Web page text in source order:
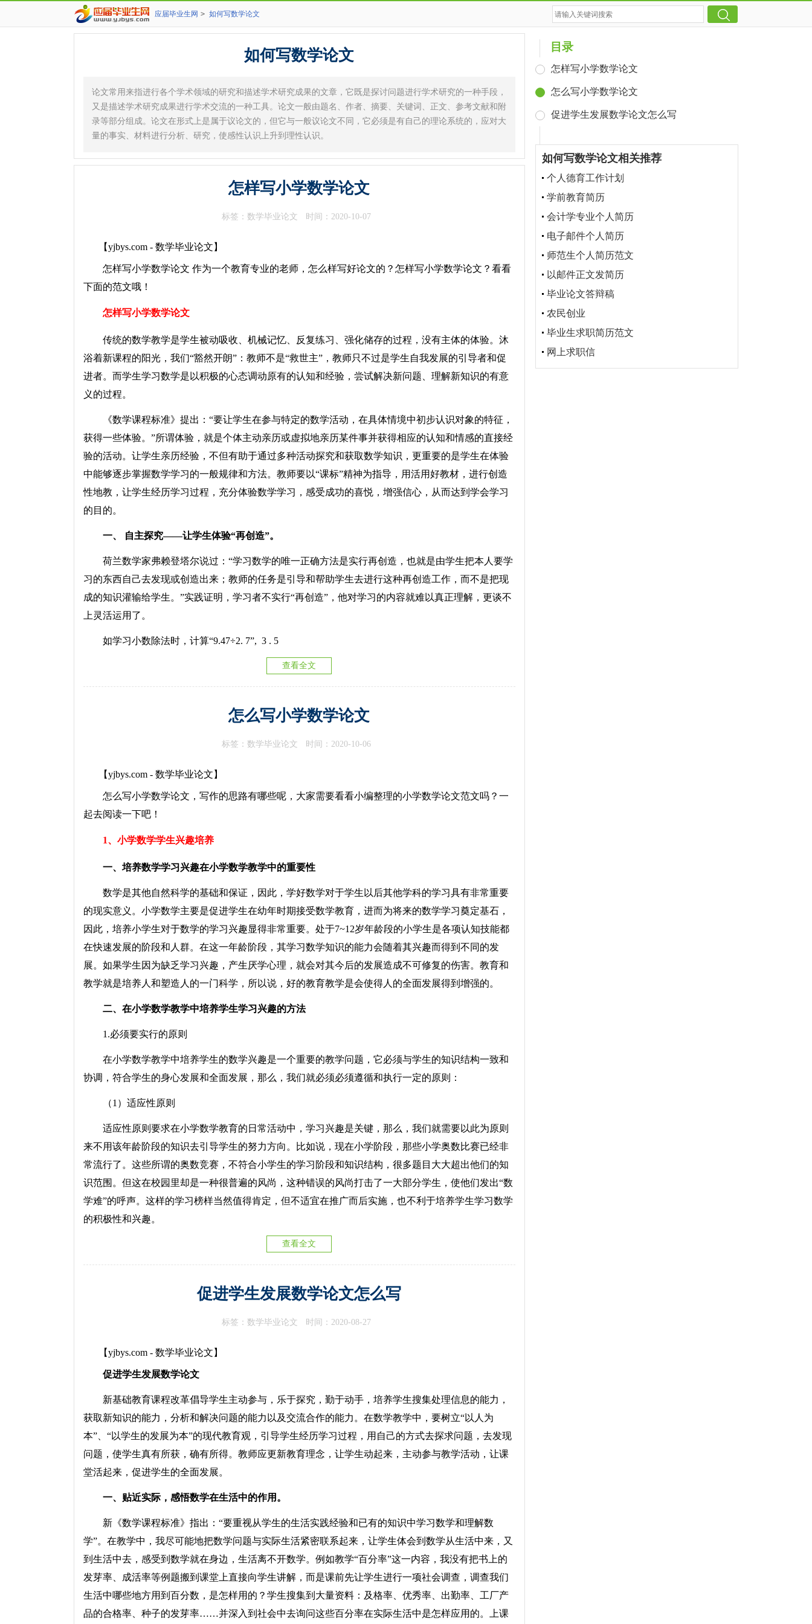
应届毕业生网 > 如何写数学论文
如何写数学论文
论文常用来指进行各个学术领域的研究和描述学术研究成果的文章，它既是探讨问题进行学术研究的一种手段，
又是描述学术研究成果进行学术交流的一种工具。论文一般由题名、作者、摘要、关键词、正文、参考文献和附
录等部分组成。论文在形式上是属于议论文的，但它与一般议论文不同，它必须是有自己的理论系统的，应对大
量的事实、材料进行分析、研究，使感性认识上升到理性认识。
怎样写小学数学论文
标签：数学毕业论文 时间：2020-10-07
【yjbys.com - 数学毕业论文】
怎样写小学数学论文 作为一个教育专业的老师，怎么样写好论文的？怎样写小学数学论文？看看
下面的范文哦！
怎样写小学数学论文
传统的数学教学是学生被动吸收、机械记忆、反复练习、强化储存的过程，没有主体的体验。沐
浴着新课程的阳光，我们“豁然开朗”：教师不是“救世主”，教师只不过是学生自我发展的引导者和促
进者。而学生学习数学是以积极的心态调动原有的认知和经验，尝试解决新问题、理解新知识的有意
义的过程。
《数学课程标准》提出：“要让学生在参与特定的数学活动，在具体情境中初步认识对象的特征，
获得一些体验。”所谓体验，就是个体主动亲历或虚拟地亲历某件事并获得相应的认知和情感的直接经
验的活动。让学生亲历经验，不但有助于通过多种活动探究和获取数学知识，更重要的是学生在体验
中能够逐步掌握数学学习的一般规律和方法。教师要以“课标”精神为指导，用活用好教材，进行创造
性地教，让学生经历学习过程，充分体验数学学习，感受成功的喜悦，增强信心，从而达到学会学习
的目的。
一、 自主探究——让学生体验“再创造”。
荷兰数学家弗赖登塔尔说过：“学习数学的唯一正确方法是实行再创造，也就是由学生把本人要学
习的东西自己去发现或创造出来；教师的任务是引导和帮助学生去进行这种再创造工作，而不是把现
成的知识灌输给学生。”实践证明，学习者不实行“再创造”，他对学习的内容就难以真正理解，更谈不
上灵活运用了。
如学习小数除法时，计算“9.47÷2. 7”, 3 . 5
查看全文
怎么写小学数学论文
标签：数学毕业论文 时间：2020-10-06
【yjbys.com - 数学毕业论文】
怎么写小学数学论文，写作的思路有哪些呢，大家需要看看小编整理的小学数学论文范文吗？一
起去阅读一下吧！
1、小学数学学生兴趣培养
一、培养数学学习兴趣在小学数学教学中的重要性
数学是其他自然科学的基础和保证，因此，学好数学对于学生以后其他学科的学习具有非常重要
的现实意义。小学数学主要是促进学生在幼年时期接受数学教育，进而为将来的数学学习奠定基石，
因此，培养小学生对于数学的学习兴趣显得非常重要。处于7~12岁年龄段的小学生是各项认知技能都
在快速发展的阶段和人群。在这一年龄阶段，其学习数学知识的能力会随着其兴趣而得到不同的发
展。如果学生因为缺乏学习兴趣，产生厌学心理，就会对其今后的发展造成不可修复的伤害。教育和
教学就是培养人和塑造人的一门科学，所以说，好的教育教学是会使得人的全面发展得到增强的。
二、在小学数学教学中培养学生学习兴趣的方法
1.必须要实行的原则
在小学数学教学中培养学生的数学兴趣是一个重要的教学问题，它必须与学生的知识结构一致和
协调，符合学生的身心发展和全面发展，那么，我们就必须必须遵循和执行一定的原则：
（1）适应性原则
适应性原则要求在小学数学教育的日常活动中，学习兴趣是关键，那么，我们就需要以此为原则
来不用该年龄阶段的知识去引导学生的努力方向。比如说，现在小学阶段，那些小学奥数比赛已经非
常流行了。这些所谓的奥数竞赛，不符合小学生的学习阶段和知识结构，很多题目大大超出他们的知
识范围。但这在校园里却是一种很普遍的风尚，这种错误的风尚打击了一大部分学生，使他们发出“数
学难”的呼声。这样的学习榜样当然值得肯定，但不适宜在推广而后实施，也不利于培养学生学习数学
的积极性和兴趣。
查看全文
促进学生发展数学论文怎么写
标签：数学毕业论文 时间：2020-08-27
【yjbys.com - 数学毕业论文】
促进学生发展数学论文
新基础教育课程改革倡导学生主动参与，乐于探究，勤于动手，培养学生搜集处理信息的能力，
获取新知识的能力，分析和解决问题的能力以及交流合作的能力。在数学教学中，要树立“以人为
本”、“以学生的发展为本”的现代教育观，引导学生经历学习过程，用自己的方式去探求问题，去发现
问题，使学生真有所获，确有所得。教师应更新教育理念，让学生动起来，主动参与教学活动，让课
堂活起来，促进学生的全面发展。
一、贴近实际，感悟数学在生活中的作用。
新《数学课程标准》指出：“要重视从学生的生活实践经验和已有的知识中学习数学和理解数
学”。在教学中，我尽可能地把数学问题与实际生活紧密联系起来，让学生体会到数学从生活中来，又
到生活中去，感受到数学就在身边，生活离不开数学。例如教学“百分率”这一内容，我没有把书上的
发芽率、成活率等例题搬到课堂上直接向学生讲解，而是课前先让学生进行一项社会调查，调查我们
生活中哪些地方用到百分数，是怎样用的？学生搜集到大量资料：及格率、优秀率、出勤率、工厂产
品的合格率、种子的发芽率……并深入到社会中去询问这些百分率在实际生活中是怎样应用的。上课
目录
怎样写小学数学论文
怎么写小学数学论文
促进学生发展数学论文怎么写
如何写数学论文相关推荐
个人德育工作计划
学前教育简历
会计学专业个人简历
电子邮件个人简历
师范生个人简历范文
以邮件正文发简历
毕业论文答辩稿
农民创业
毕业生求职简历范文
网上求职信